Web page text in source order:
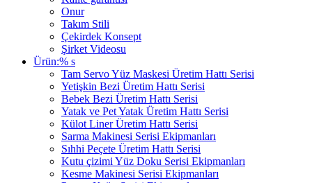
Onur
Takım Stili
Çekirdek Konsept
Şirket Videosu
Ürün:% s
Tam Servo Yüz Maskesi Üretim Hattı Serisi
Yetişkin Bezi Üretim Hattı Serisi
Bebek Bezi Üretim Hattı Serisi
Yatak ve Pet Yatak Üretim Hattı Serisi
Külot Liner Üretim Hattı Serisi
Sarma Makinesi Serisi Ekipmanları
Sıhhi Peçete Üretim Hattı Serisi
Kutu çizimi Yüz Doku Serisi Ekipmanları
Kesme Makinesi Serisi Ekipmanları